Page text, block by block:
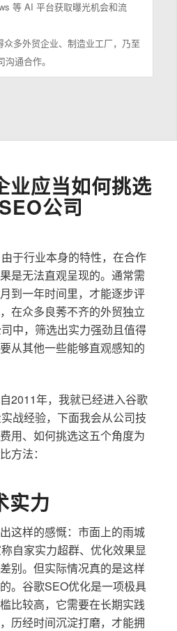
等 AI 平台获取曝光机会和流
众多外贸企业、制造业工厂，乃至
通合作。
业应当如何挑选
公司
于行业本身的特性，在合作
是无法直观呈现的。通常需
到一年时间里，才能逐步评
在众多良莠不齐的外贸独立
中，筛选出实力强劲且值得
从其他一些能够直观感知的
2011年，我就已经进入谷歌
战经验，下面我会从公司技
用、如何挑选这五个角度为
方法：
实力
这样的感慨：市面上的雨城
自家实力超群、优化效果显
别。但实际情况真的是这样
。谷歌SEO优化是一项极具
比较高，它需要在长期实践
历经时间沉淀打磨，才能拥